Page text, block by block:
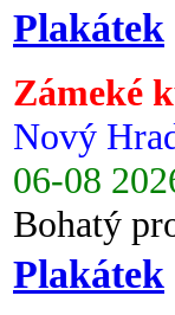
Plakátek
Zámeké
Nový
06-08
Bohatý
Plakátek